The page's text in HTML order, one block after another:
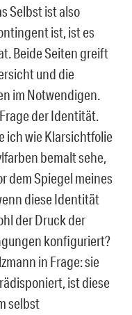
Selbst ist also
ist, ist es
Beide Seiten greift
und die
im Notwendigen.
der Identität.
ich wie Klarsichtfolie
bemalt sehe,
dem Spiegel meines
diese Identität
der Druck der
konfiguriert?
in Frage: sie
ist diese
selbst